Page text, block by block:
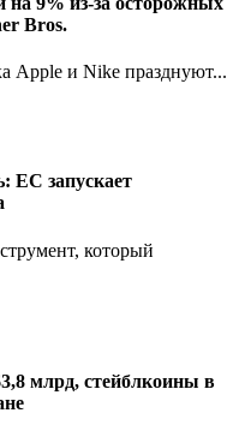
Bros.
Apple и Nike празднуют...
ЕС запускает
который
млрд, стейблкоины в